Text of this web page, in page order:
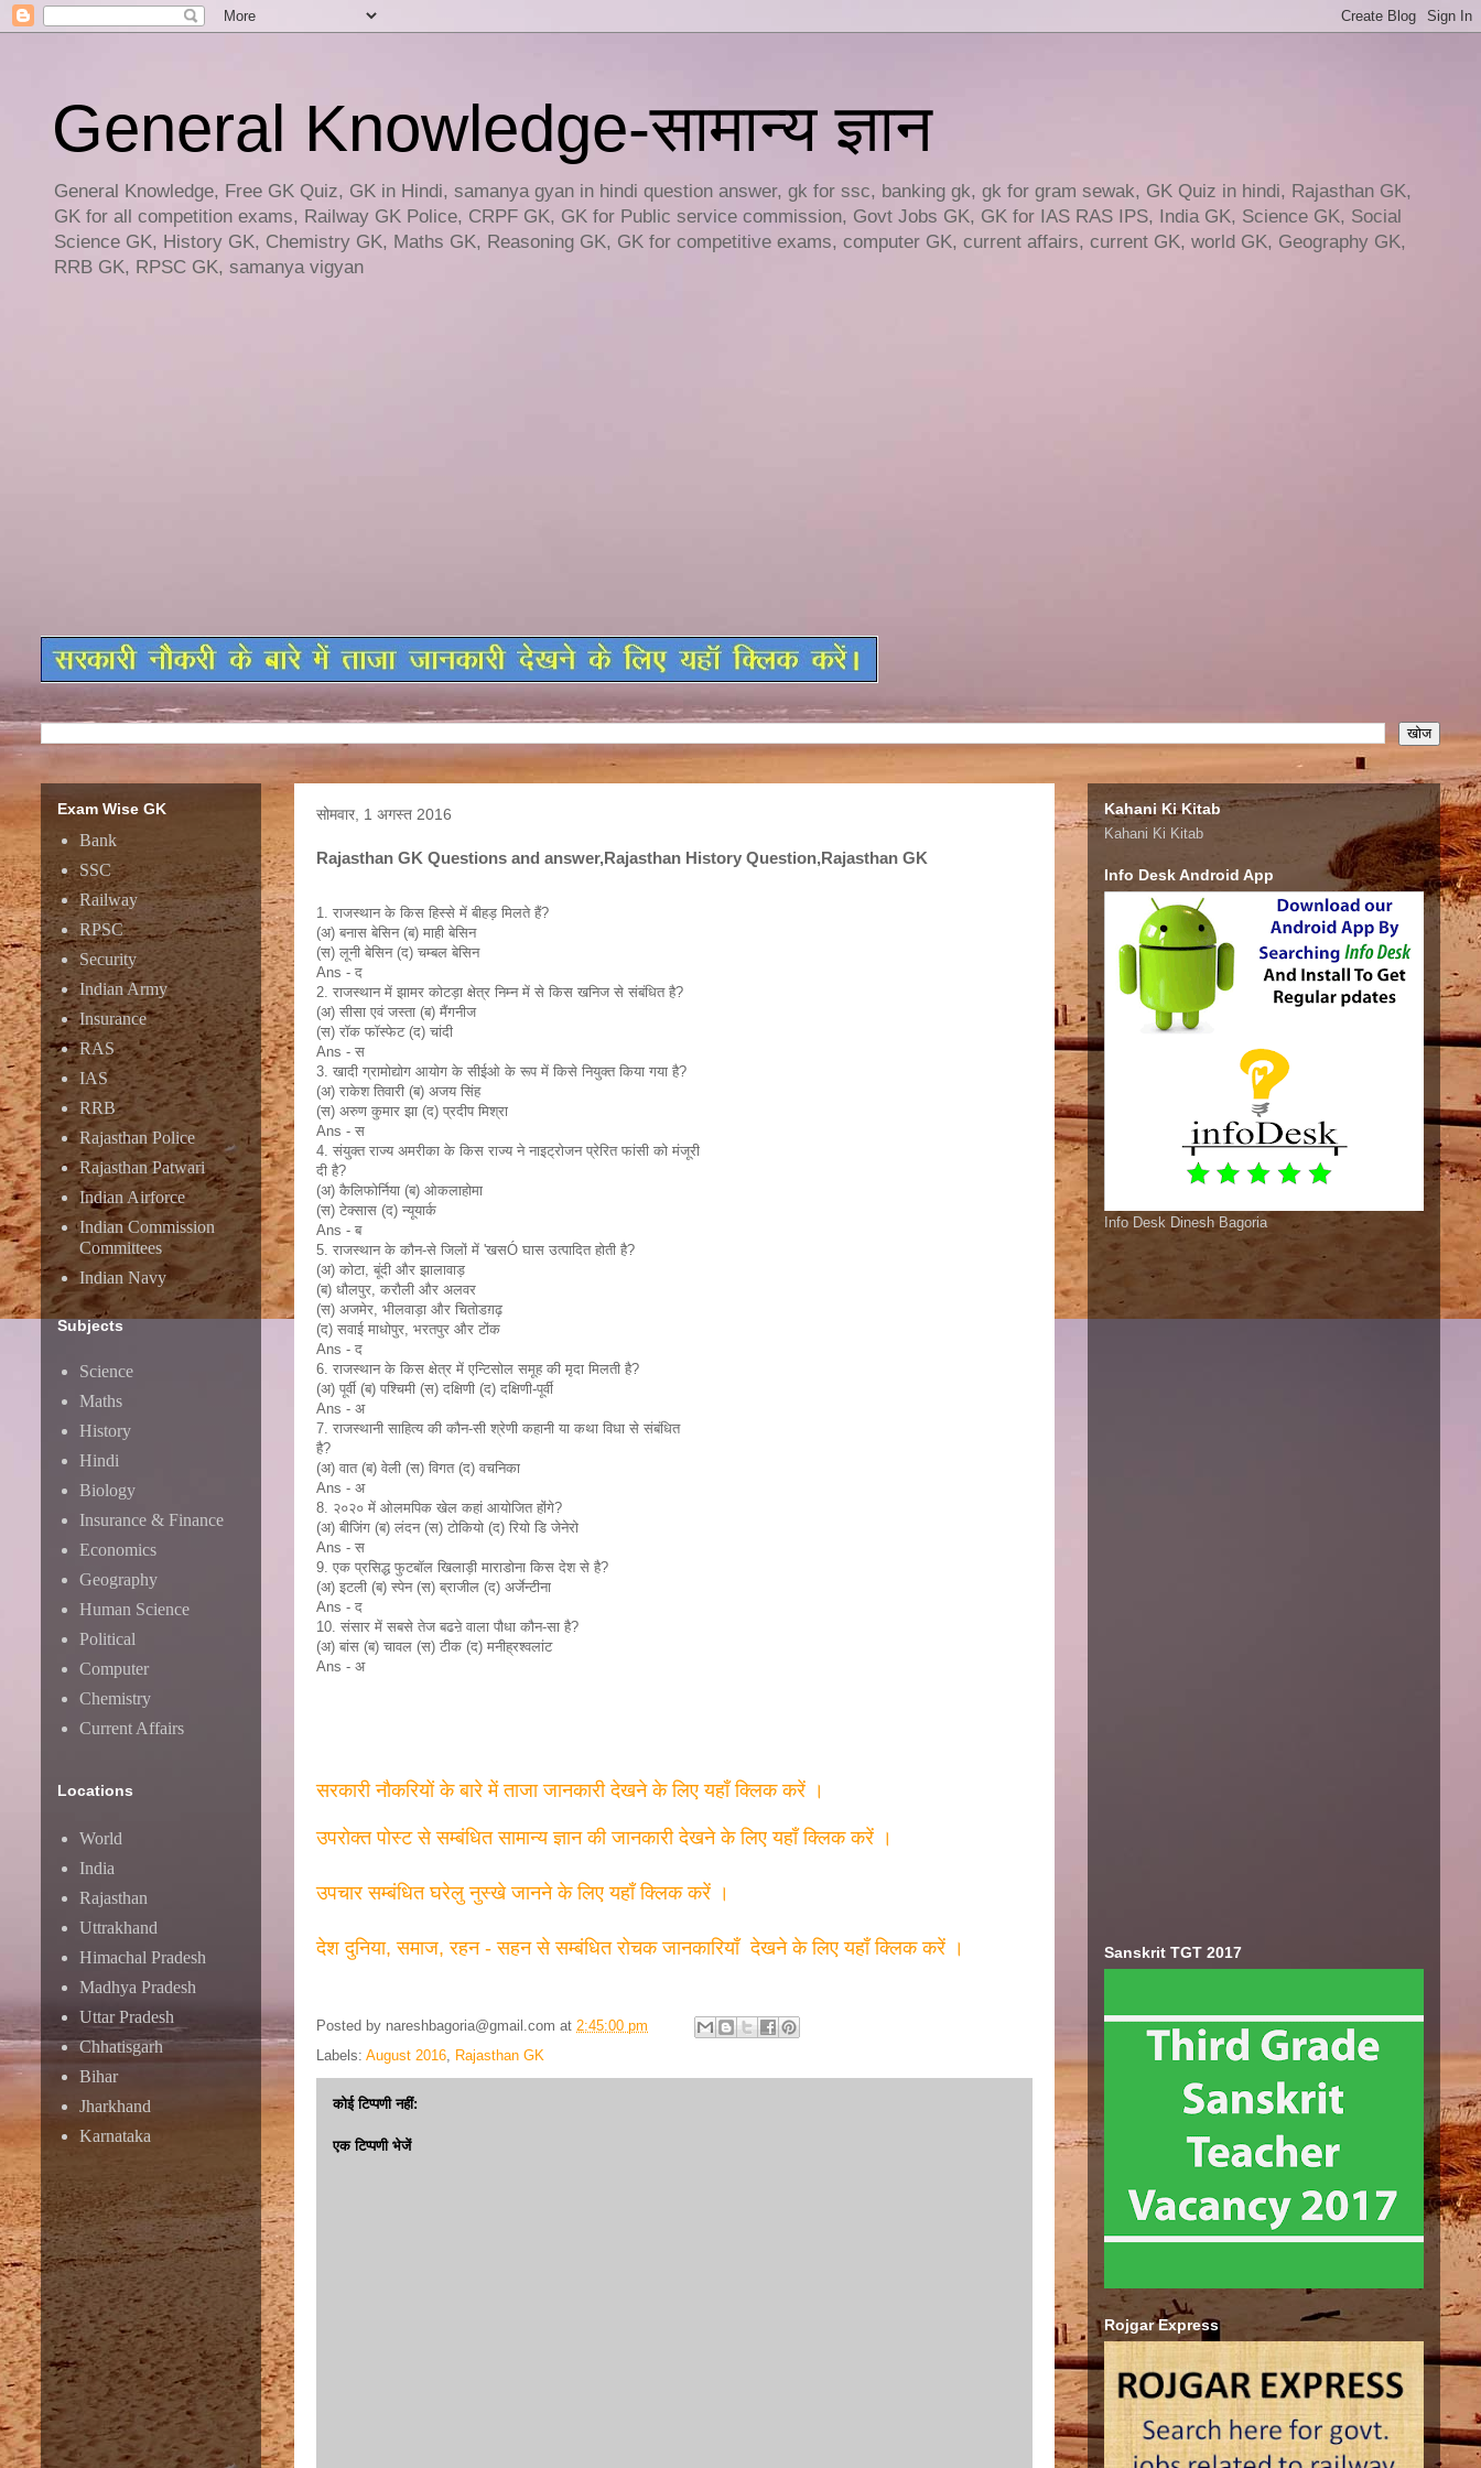
General Knowledge-सामान्य ज्ञान
General Knowledge, Free GK Quiz, GK in Hindi, samanya gyan in hindi question answer, gk for ssc, banking gk, gk for gram sewak, GK Quiz in hindi, Rajasthan GK,
GK for all competition exams, Railway GK Police, CRPF GK, GK for Public service commission, Govt Jobs GK, GK for IAS RAS IPS, India GK, Science GK, Social
Science GK, History GK, Chemistry GK, Maths GK, Reasoning GK, GK for competitive exams, computer GK, current affairs, current GK, world GK, Geography GK,
RRB GK, RPSC GK, samanya vigyan
सोमवार, 1 अगस्त 2016
Rajasthan GK Questions and answer,Rajasthan History Question,Rajasthan GK
1. राजस्थान के किस हिस्से में बीहड़ मिलते हैं?
(अ) बनास बेसिन (ब) माही बेसिन
(स) लूनी बेसिन (द) चम्‍बल बेसिन
Ans - द
2. राजस्थान में झामर कोटड़ा क्षेत्र निम्‍न में से किस खनिज से संबंधित है?
(अ) सीसा एवं जस्ता (ब) मैंगनीज
(स) रॉक फॉस्फेट (द) चांदी
Ans - स
3. खादी ग्रामोद्योग आयोग के सीईओ के रूप में किसे नियुक्‍त किया गया है?
(अ) राकेश तिवारी (ब) अजय सिंह
(स) अरुण कुमार झा (द) प्रदीप मिश्रा
Ans - स
4. संयुक्‍त राज्य अमरीका के किस राज्य ने नाइट्रोजन प्रेरित फांसी को मंजूरी
दी है?
(अ) कैलिफोर्निया (ब) ओकलाहोमा
(स) टेक्‍सास (द) न्यूयार्क
Ans - ब
5. राजस्थान के कौन-से जिलों में 'खसÓ घास उत्पादित होती है?
(अ) कोटा, बूंदी और झालावाड़
(ब) धौलपुर, करौली और अलवर
(स) अजमेर, भीलवाड़ा और चितोडग़ढ़
(द) सवाई माधोपुर, भरतपुर और टोंक
Ans - द
6. राजस्थान के किस क्षेत्र में एन्टिसोल समूह की मृदा मिलती है?
(अ) पूर्वी (ब) पश्चिमी (स) दक्षिणी (द) दक्षिणी-पूर्वी
Ans - अ
7. राजस्थानी साहित्य की कौन-सी श्रेणी कहानी या कथा विधा से संबंधित
है?
(अ) वात (ब) वेली (स) विगत (द) वचनिका
Ans - अ
8. २०२० में ओलम‍पिक खेल कहां आयोजित होंगे?
(अ) बीजिंग (ब) लंदन (स) टोकियो (द) रियो डि जेनेरो
Ans - स
9. एक प्रसिद्ध फुटबॉल खिलाड़ी माराडोना किस देश से है?
(अ) इटली (ब) स्पेन (स) ब्राजील (द) अर्जेन्टीना
Ans - द
10. संसार में सबसे तेज बढऩे वाला पौधा कौन-सा है?
(अ) बांस (ब) चावल (स) टीक (द) मनीह्रश्वलांट
Ans - अ
सरकारी नौकरियों के बारे में ताजा जानकारी देखने के लिए यहाँ क्लिक करें ।
उपरोक्त पोस्ट से सम्बंधित सामान्य ज्ञान की जानकारी देखने के लिए यहाँ क्लिक करें ।
उपचार सम्बंधित घरेलु नुस्खे जानने के लिए यहाँ क्लिक करें ।
देश दुनिया, समाज, रहन - सहन से सम्बंधित रोचक जानकारियाँ देखने के लिए यहाँ क्लिक करें ।
Posted by nareshbagoria@gmail.com at 2:45:00 pm
Labels: August 2016, Rajasthan GK
कोई टिप्पणी नहीं:
एक टिप्पणी भेजें
Exam Wise GK
Bank
SSC
Railway
RPSC
Security
Indian Army
Insurance
RAS
IAS
RRB
Rajasthan Police
Rajasthan Patwari
Indian Airforce
Indian Commission
Committees
Indian Navy
Subjects
Science
Maths
History
Hindi
Biology
Insurance & Finance
Economics
Geography
Human Science
Political
Computer
Chemistry
Current Affairs
Locations
World
India
Rajasthan
Uttrakhand
Himachal Pradesh
Madhya Pradesh
Uttar Pradesh
Chhatisgarh
Bihar
Jharkhand
Karnataka
Kahani Ki Kitab
Kahani Ki Kitab
Info Desk Android App
Info Desk Dinesh Bagoria
Sanskrit TGT 2017
Rojgar Express